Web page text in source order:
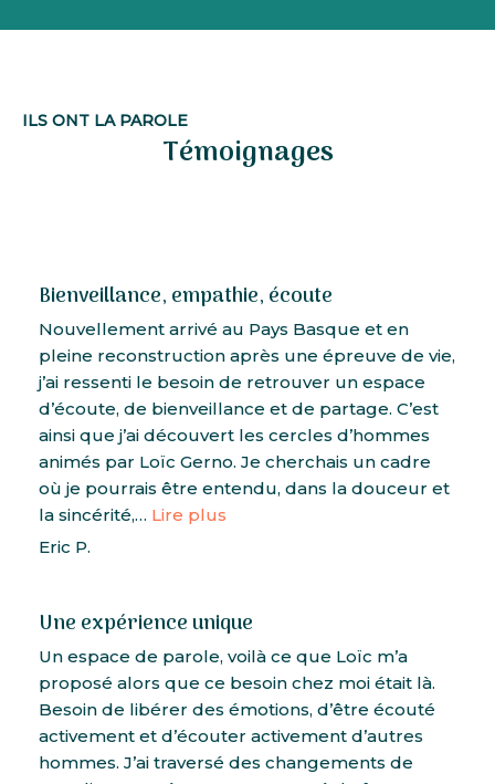
ILS ONT LA PAROLE
Témoignages
Bienveillance, empathie, écoute
Nouvellement arrivé au Pays Basque et en
pleine reconstruction après une épreuve de vie,
j’ai ressenti le besoin de retrouver un espace
d’écoute, de bienveillance et de partage. C’est
ainsi que j’ai découvert les cercles d’hommes
animés par Loïc Gerno. Je cherchais un cadre
où je pourrais être entendu, dans la douceur et
la sincérité,… Lire plus
Eric P.
Une expérience unique
Un espace de parole, voilà ce que Loïc m’a
proposé alors que ce besoin chez moi était là.
Besoin de libérer des émotions, d’être écouté
activement et d’écouter activement d’autres
hommes. J’ai traversé des changements de